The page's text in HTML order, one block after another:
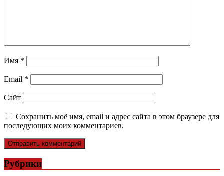
Имя *
Email *
Сайт
Сохранить моё имя, email и адрес сайта в этом браузере для
последующих моих комментариев.
Рубрики